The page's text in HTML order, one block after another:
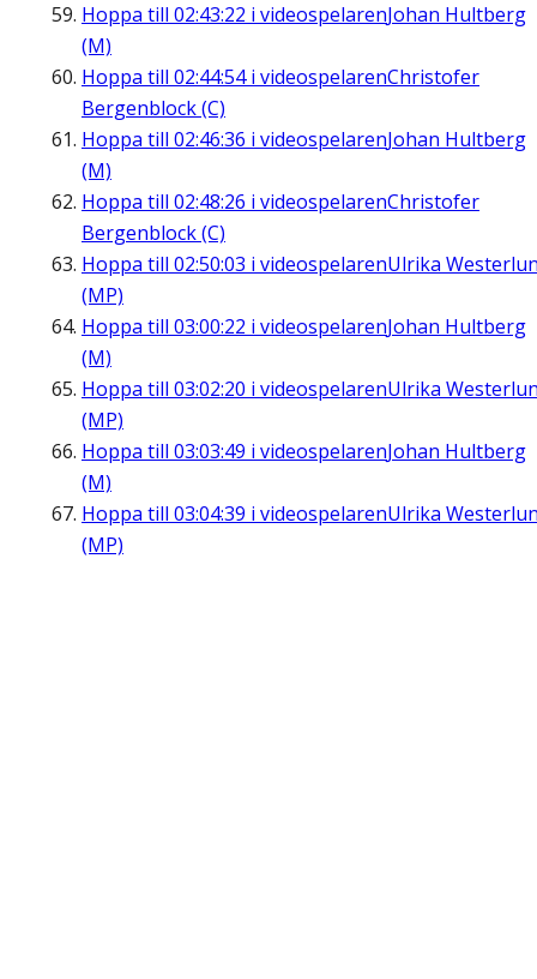
Hoppa till 02:43:22 i videospelarenJohan Hultberg
(M)
Hoppa till 02:44:54i videospelarenChristofer
Bergenblock (C)
Hoppa till 02:46:36 i videospelarenJohan Hultberg
(M)
Hoppa till 02:48:26 i videospelarenChristofer
Bergenblock (C)
Hoppa till 02:50:03 i videospelarenUlrika
(MP)
Hoppa till 03:00:22 i videospelarenJohan Hultberg
(M)
Hoppa till 03:02:20 i videospelarenUlrika
(MP)
Hoppa till 03:03:49 i videospelarenJohan Hultberg
(M)
Hoppa till 03:04:39 i videospelarenUlrika
(MP)